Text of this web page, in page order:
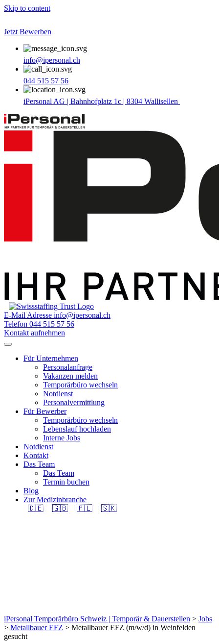
Skip to content
Jetzt Bewerben
info@ipersonal.ch
044 515 57 56
iPersonal AG | Bahnhofplatz 1c | 8304 Wallisellen
E-Mail Adresse info@ipersonal.ch
Telefon 044 515 57 56
Kontakt aufnehmen
Für Unternehmen
Personalanfrage
Vakanzen melden
Temporärbüro wechseln
Notdienst
Personalvermittlung
Für Bewerber
Temporärbüro wechseln
Lebenslauf hochladen
Interne Jobs
Notdienst
Kontakt
Das Team
Das Team
Termin buchen
Blog
Zur Medizinbranche
🇩🇪
🇬🇧 🇵🇱 🇸🇰
iPersonal Temporärbüro Schweiz | Temporär & Dauerstellen > Jobs
> Metallbauer EFZ > Metallbauer EFZ (m/w/d) in Weinfelden
gesucht